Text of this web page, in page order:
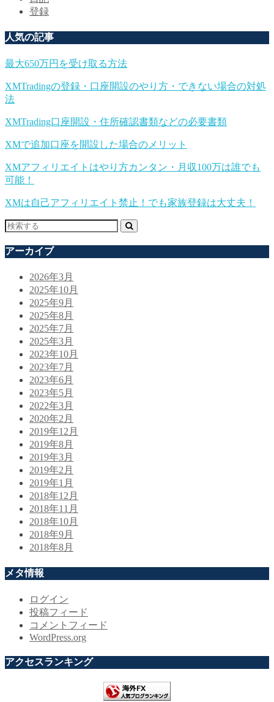
登録
人気の記事
最大650万円を受け取る方法
XMTradingの登録・口座開設のやり方・できない場合の対処
法
XMTrading口座開設・住所確認書類などの必要書類
XMで追加口座を開設した場合のメリット
XMアフィリエイトはやり方カンタン・月収100万は誰でも
可能！
XMは自己アフィリエイト禁止！でも家族登録は大丈夫！
アーカイブ
2026年3月
2025年10月
2025年9月
2025年8月
2025年7月
2025年3月
2023年10月
2023年7月
2023年6月
2023年5月
2022年3月
2020年2月
2019年12月
2019年8月
2019年3月
2019年2月
2019年1月
2018年12月
2018年11月
2018年10月
2018年9月
2018年8月
メタ情報
ログイン
投稿フィード
コメントフィード
WordPress.org
アクセスランキング